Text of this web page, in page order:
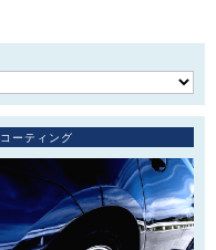
コーティング